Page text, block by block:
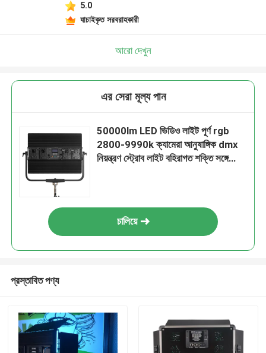
5.0
যাচাইকৃত সরবরাহকারী
আরো দেখুন
এর সেরা মূল্য পান
50000lm LED ভিডিও লাইট পূর্ণ rgb
2800-9990k ক্যামেরা আনুষাঙ্গিক dmx
নিয়ন্ত্রণ স্ট্রোব লাইট বহিরাগত শক্তি সঙ্গে
চালিয়ে
প্রস্তাবিত পণ্য